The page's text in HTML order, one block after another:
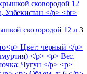
сковородой 12 л 3